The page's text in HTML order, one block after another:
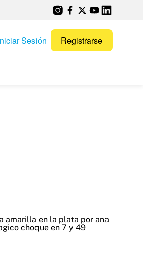
Sesión Registrarse